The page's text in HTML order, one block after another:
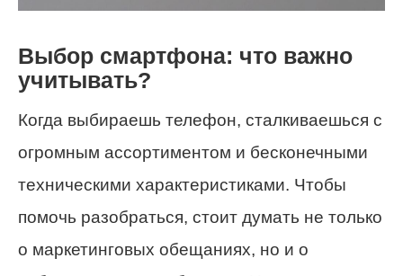
Выбор смартфона: что важно
учитывать?
Когда выбираешь телефон, сталкиваешься с
огромным ассортиментом и бесконечными
техническими характеристиками. Чтобы
помочь разобраться, стоит думать не только
о маркетинговых обещаниях, но и о